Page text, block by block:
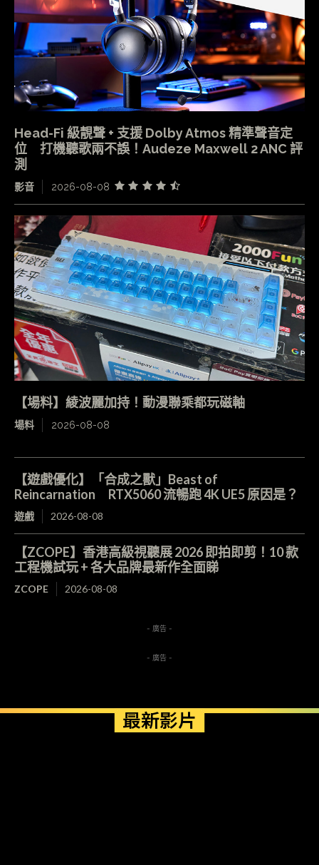
Head-Fi 級靚聲 + 支援 Dolby Atmos 精準聲音定
位 打機聽歌兩不誤！Audeze Maxwell 2 ANC 評
測
影音 2026-08-08
【場料】綾波麗加持！動漫聯乘都玩磁軸
場料 2026-08-08
【遊戲優化】「合成之獸」Beast of
Reincarnation RTX5060 流暢跑 4K UE5 原因是？
遊戲 2026-08-08
【ZCOPE】香港高級視聽展 2026 即拍即剪！10 款
工程機試玩 + 各大品牌最新作全面睇
ZCOPE 2026-08-08
- 廣告 -
- 廣告 -
最新影片